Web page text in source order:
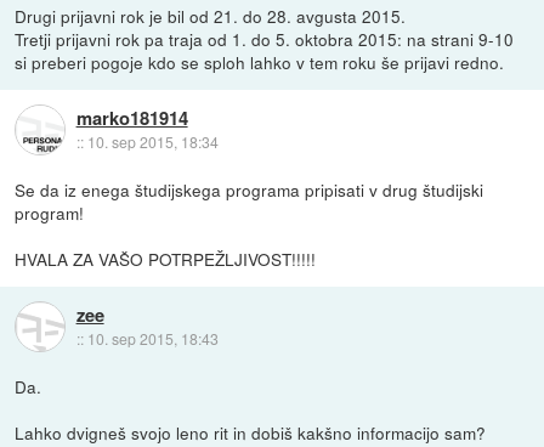
Drugi prijavni rok je bil od 21. do 28. avgusta 2015.
Tretji prijavni rok pa traja od 1. do 5. oktobra 2015: na strani 9-10
si preberi pogoje kdo se sploh lahko v tem roku še prijavi redno.
marko181914
:: 10. sep 2015, 18:34
Se da iz enega študijskega programa pripisati v drug študijski
program!
HVALA ZA VAŠO POTRPEŽLJIVOST!!!!!
zee
:: 10. sep 2015, 18:43
Da.
Lahko dvigneš svojo leno rit in dobiš kakšno informacijo sam?